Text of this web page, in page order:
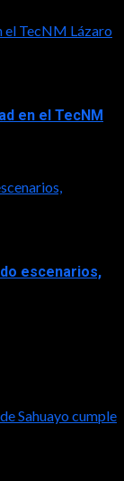
el TecNM Lázaro
en el TecNM
escenarios,
Sahuayo cumple